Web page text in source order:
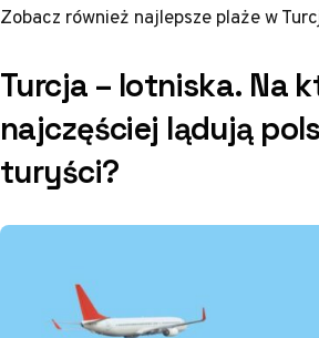
Zobacz również najlepsze plaże w
Turcja – lotniska. Na
najczęściej lądują
turyści?